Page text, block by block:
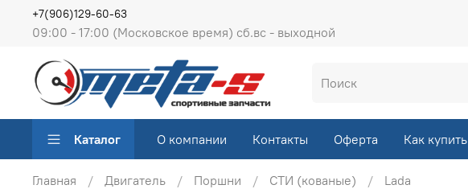
09:00 - 17:00 (Московское время) сб.вс - выходной
+7(906)129-60-63
Каталог О компании Контакты Оферта Как купить
Главная Двигатель Поршни СТИ (кованые) Lada